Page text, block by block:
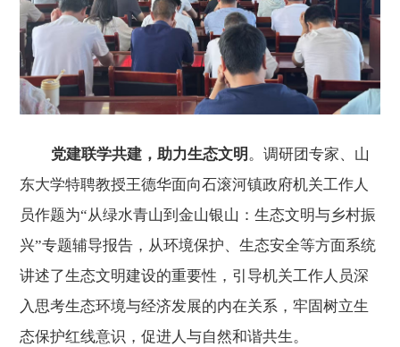
党建联学共建，助力生态文明。 调研团专家、山
东大学特聘教授王德华面向石滚河镇政府机关工作人
员作题为“从绿水青山到金山银山：生态文明与乡村振
兴”专题辅导报告， 从环境保护、生态安全等方面系统
讲述了生态文明建设的重要性，引导机关工作人员深
入思考生态环境与经济发展的内在关系，牢固树立生
态保护红线意识，促进人与自然和谐共生。